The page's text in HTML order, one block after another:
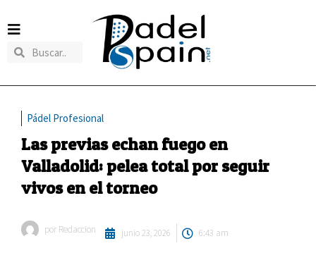
Pádel Profesional
Las previas echan fuego en
Valladolid: pelea total por seguir
vivos en el torneo
por Redaccion junio 23, 2026 6:43 am